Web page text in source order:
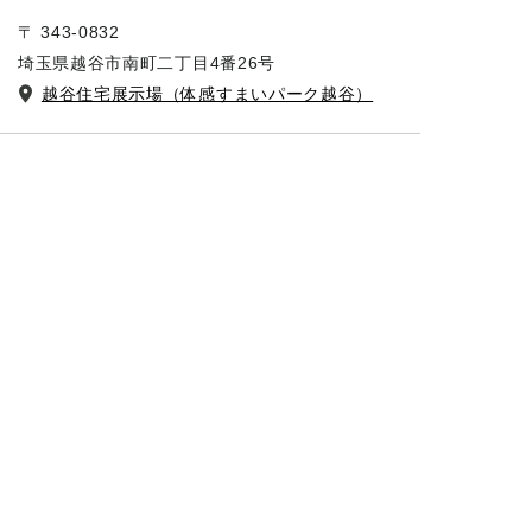
〒 343-0832
埼玉県越谷市南町二丁目4番26号
越谷住宅展示場（体感すまいパーク越谷）